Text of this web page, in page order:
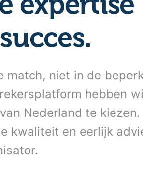
match, niet in de
hebben
van Nederland te kiezen.
kwaliteit en eerlijk